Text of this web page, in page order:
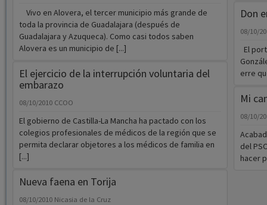
Vivo en Alovera, el tercer municipio más grande de
toda la provincia de Guadalajara (después de
Guadalajara y Azuqueca). Como casi todos saben
Alovera es un municipio de [...]
El ejercicio de la interrupción voluntaria del
embarazo
08/10/2010 CCOO
El gobierno de Castilla-La Mancha ha pactado con los
colegios profesionales de médicos de la región que se
permita declarar objetores a los médicos de familia en
[...]
Nueva faena en Torija
08/10/2010 Nicasia de la Cruz
Don
08/10/
El
erre
Mi
08/10/
del
hacer